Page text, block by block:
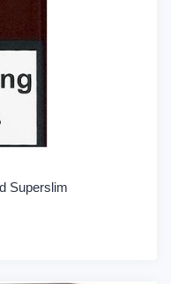
Superslim